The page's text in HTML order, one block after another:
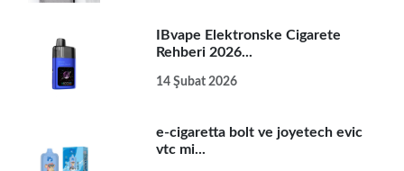
IBvape Elektronske Cigarete
Rehberi 2026...
14 Şubat 2026
e-cigaretta bolt ve joyetech evic
vtc mi...